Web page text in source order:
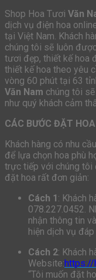
Shop Hoa Tươi Văn
dịch vụ điện hoa
tại Việt Nam. Khách
chúng tôi sẽ luôn
tươi đẹp, thiết kế hoa
thiết kế hoa theo yêu
vòng 60 phút tại 63
Văn Nam chúng tôi
như quý khách cảm
CÁC BƯỚC ĐẶT
Khách hàng có nhu
để lựa chọn hoa phù
trực tiếp với chúng tôi
đặt hoa rất đơn giản:
Cách 1 : Khách
078.227.0452.
nhận thông tin
hiện dịch vụ
Cách 2: Khách
Website:https://
“Tôi muốn đặt